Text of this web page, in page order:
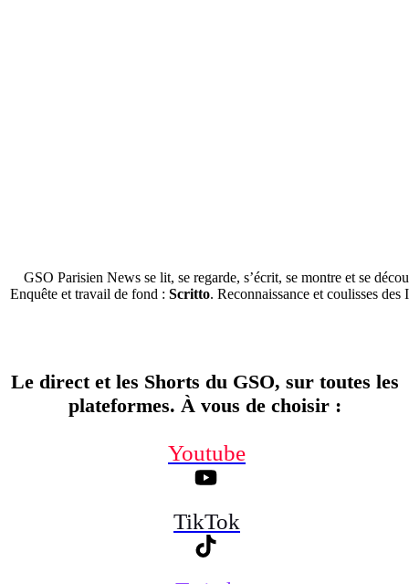
GSO Parisien News se lit, se regarde, s’écrit, se montre et se
Enquête et travail de fond : Scritto. Reconnaissance et coulisses
Le direct et les Shorts du GSO, sur toutes les
plateformes. À vous de choisir:
Youtube
TikTok